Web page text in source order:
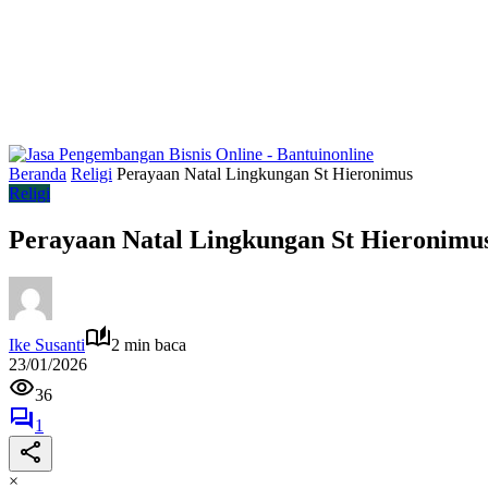
Beranda Religi Perayaan Natal Lingkungan St Hieronimus
Religi
Perayaan Natal Lingkungan St
Ike Susanti
2 min baca
23/01/2026
36
1
×